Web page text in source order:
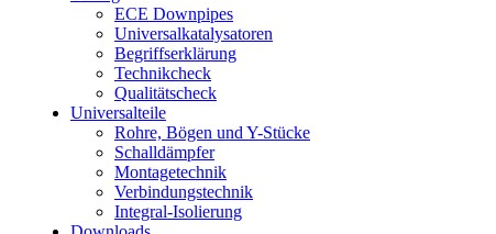
ECE Downpipes
Universalkatalysatoren
Begriffserklärung
Technikcheck
Qualitätscheck
Universalteile
Rohre, Bögen und Y-Stücke
Schalldämpfer
Montagetechnik
Verbindungstechnik
Integral-Isolierung